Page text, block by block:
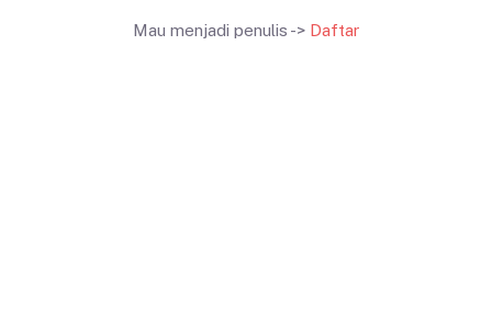
Mau menjadi penulis -> Daftar